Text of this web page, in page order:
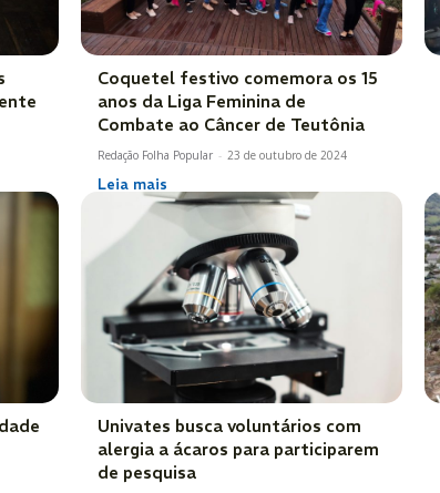
Coquetel festivo comemora os 15
anos da Liga Feminina de
Combate ao Câncer de Teutônia
Redação Folha Popular - 23 de outubro de 2024
Leia mais
Univates busca voluntários com
alergia a ácaros para participarem
de pesquisa